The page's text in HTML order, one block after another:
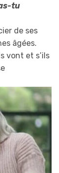
tu
de ses
âgées.
vont et s’ils